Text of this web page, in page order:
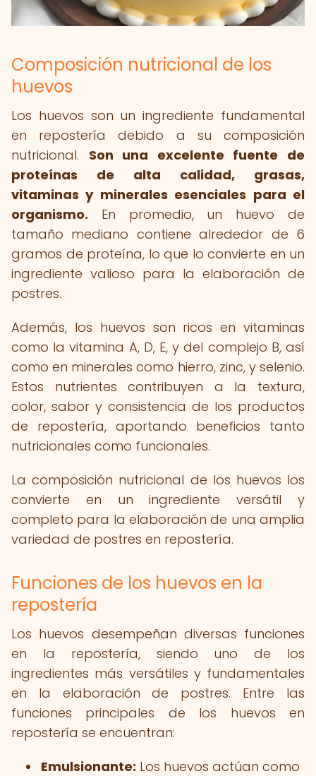
Composición nutricional de los
huevos
Los huevos son un ingrediente fundamental
en repostería debido a su composición
nutricional. Son una excelente fuente de
proteínas de alta calidad, grasas,
vitaminas y minerales esenciales para el
organismo. En promedio, un huevo de
tamaño mediano contiene alrededor de 6
gramos de proteína, lo que lo convierte en un
ingrediente valioso para la elaboración de
postres.
Además, los huevos son ricos en vitaminas
como la vitamina A, D, E, y del complejo B, así
como en minerales como hierro, zinc, y selenio.
Estos nutrientes contribuyen a la textura,
color, sabor y consistencia de los productos
de repostería, aportando beneficios tanto
nutricionales como funcionales.
La composición nutricional de los huevos los
convierte en un ingrediente versátil y
completo para la elaboración de una amplia
variedad de postres en repostería.
Funciones de los huevos en la
repostería
Los huevos desempeñan diversas funciones
en la repostería, siendo uno de los
ingredientes más versátiles y fundamentales
en la elaboración de postres. Entre las
funciones principales de los huevos en
repostería se encuentran:
Emulsionante: Los huevos actúan como